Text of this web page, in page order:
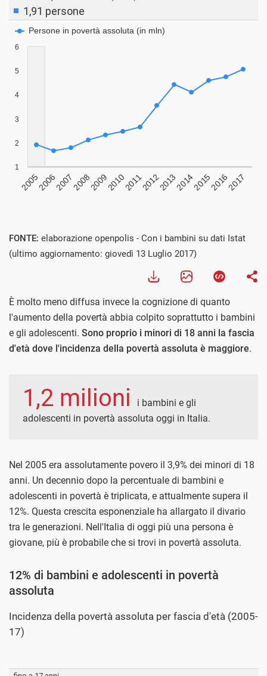
FONTE: elaborazione openpolis - Con i bambini su dati Istat
(ultimo aggiornamento: giovedì 13 Luglio 2017)
È molto meno diffusa invece la cognizione di quanto
l'aumento della povertà abbia colpito soprattutto i bambini
e gli adolescenti. Sono proprio i minori di 18 anni la fascia
d'età dove l'incidenza della povertà assoluta è maggiore.
1,2 milioni
i bambini e gli
adolescenti in povertà assoluta oggi in Italia.
Nel 2005 era assolutamente povero il 3,9% dei minori di 18
anni. Un decennio dopo la percentuale di bambini e
adolescenti in povertà è triplicata, e attualmente supera il
12%. Questa crescita esponenziale ha allargato il divario
tra le generazioni. Nell'Italia di oggi più una persona è
giovane, più è probabile che si trovi in povertà assoluta.
12% di bambini e adolescenti in povertà
assoluta
Incidenza della povertà assoluta per fascia d'età (2005-
17)